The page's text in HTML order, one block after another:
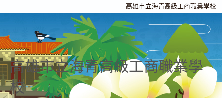
高雄市立海青高級工商職業學校
高雄市立海青高級工商職業學
校